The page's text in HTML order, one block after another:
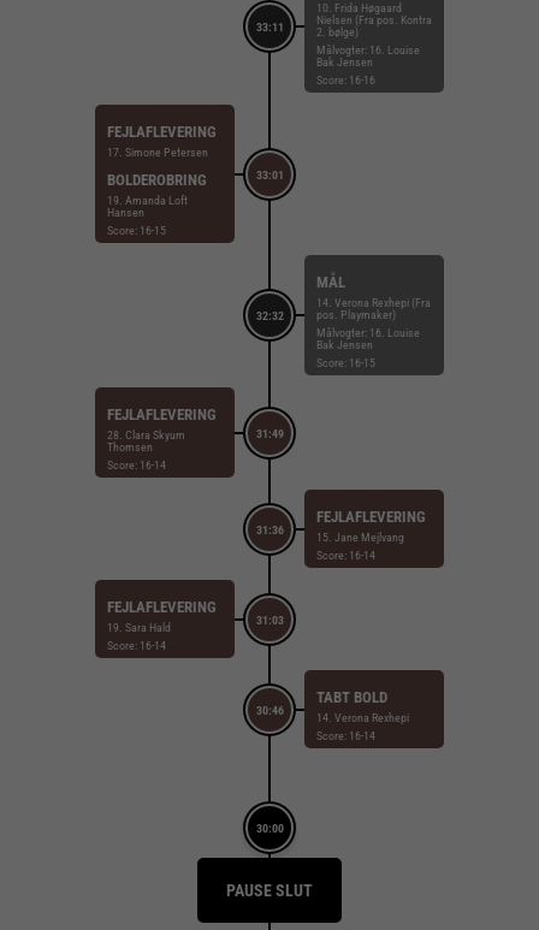
33:11
10. Frida Høgaard
Nielsen (Fra pos. Kontra
2. bølge)
Målvogter: 16. Louise
Bak Jensen
Score: 16-16
33:01
FEJLAFLEVERING
17. Simone Petersen
BOLDEROBRING
19. Amanda Loft
Hansen
Score: 16-15
32:32
MÅL
14. Verona Rexhepi (Fra
pos. Playmaker)
Målvogter: 16. Louise
Bak Jensen
Score: 16-15
31:49
FEJLAFLEVERING
28. Clara Skyum
Thomsen
Score: 16-14
31:36
FEJLAFLEVERING
15. Jane Mejlvang
Score: 16-14
31:03
FEJLAFLEVERING
19. Sara Hald
Score: 16-14
30:46
TABT BOLD
14. Verona Rexhepi
Score: 16-14
30:00
PAUSE SLUT